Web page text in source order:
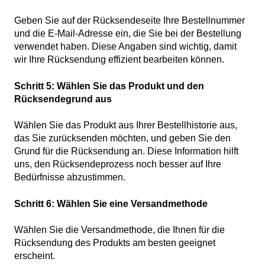
Geben Sie auf der Rücksendeseite Ihre Bestellnummer
und die E-Mail-Adresse ein, die Sie bei der Bestellung
verwendet haben. Diese Angaben sind wichtig, damit
wir Ihre Rücksendung effizient bearbeiten können.
Schritt 5: Wählen Sie das Produkt und den
Rücksendegrund aus
Wählen Sie das Produkt aus Ihrer Bestellhistorie aus,
das Sie zurücksenden möchten, und geben Sie den
Grund für die Rücksendung an. Diese Information hilft
uns, den Rücksendeprozess noch besser auf Ihre
Bedürfnisse abzustimmen.
Schritt 6: Wählen Sie eine Versandmethode
Wählen Sie die Versandmethode, die Ihnen für die
Rücksendung des Produkts am besten geeignet
erscheint.